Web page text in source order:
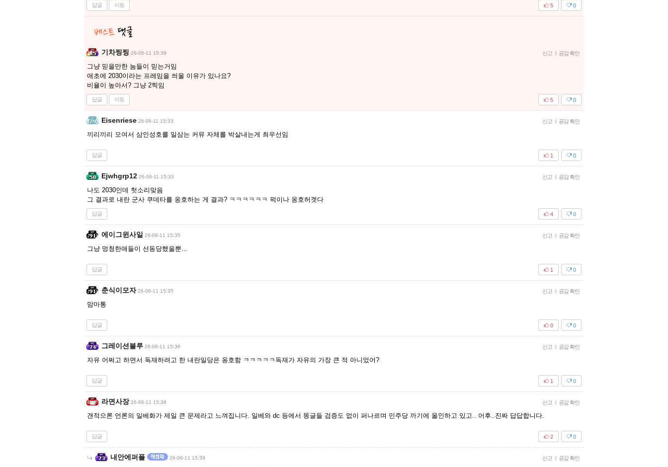
답글 이동 0
5
기차찡찡 26-06-11 15:39 신고 | 공감 확인
그냥 믿을만한 놈들이 믿는거임
애초에 2030이라는 프레임을 씌울 이유가 있나요?
비율이 높아서? 그냥 2찍임
답글 이동 0
5
Eisenriese 26-06-11 15:33 신고 | 공감 확인
끼리끼리 모여서 삼인성호를 일삼는 커뮤 자체를 박살내는게 최우선임
답글 0
1
Ejwhgrp12 26-06-11 15:33 신고 | 공감 확인
나도 2030인데 헛소리맞음
그 결과로 내란 군사 쿠데타를 옹호하는 게 결과? ㅋㅋㅋㅋㅋㅋ 퍽이나 옹호허겟다
답글 0
4
에이그윈사일 26-06-11 15:35 신고 | 공감 확인
그냥 멍청한애들이 선동당했을뿐…
답글 0
1
춘식이모자 26-06-11 15:35 신고 | 공감 확인
맘마통
답글 0
0
그레이션블루 26-06-11 15:36 신고 | 공감 확인
자유 어쩌고 하면서 독재하려고 한 내란일당은 옹호함 ㅋㅋㅋㅋㅋ독재가 자유의 가장 큰 적 아니었어?
답글 0
1
라면사장 26-06-11 15:38 신고 | 공감 확인
갠적으론 언론의 일베화가 제일 큰 문제라고 느껴집니다. 일베와 dc 등에서 똥글들 검증도 없이 퍼나르며 민주당 까기에 올인하고 있고.. 어후..진짜 답답합니다.
답글 0
2
내안에퍼플 26-06-11 15:39 신고 | 공감 확인